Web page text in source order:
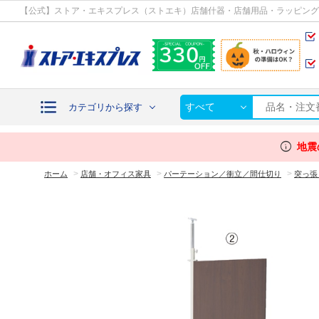
【公式】ストア・エキスプレス（ストエキ）店舗什器・店舗用品・ラッピン
カテゴリから探す すべて
info 地
ホーム > 店舗・オフィス家具 > パーテーション／衝立／間仕切り > 突っ